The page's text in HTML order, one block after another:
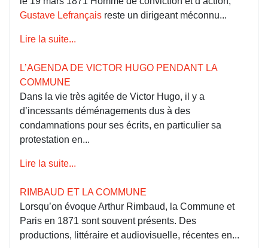
Gustave Lefrançais reste un dirigeant méconnu...
Lire la suite...
L’AGENDA DE VICTOR HUGO PENDANT LA
COMMUNE
Dans la vie très agitée de Victor Hugo, il y a
d’incessants déménagements dus à des
condamnations pour ses écrits, en particulier sa
protestation en...
Lire la suite...
RIMBAUD ET LA COMMUNE
Lorsqu’on évoque Arthur Rimbaud, la Commune et
Paris en 1871 sont souvent présents. Des
productions, littéraire et audiovisuelle, récentes en...